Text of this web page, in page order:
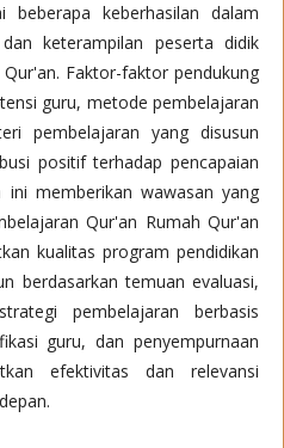
keberhasilan dalam
keterampilan peserta didik
Faktor-faktor pendukung
guru, metode pembelajaran
pembelajaran yang disusun
positif terhadap pencapaian
ini memberikan wawasan yang
Qur'an Rumah Qur'an
kualitas program pendidikan
berdasarkan temuan evaluasi,
pembelajaran berbasis
guru, dan penyempurnaan
efektivitas dan relevansi